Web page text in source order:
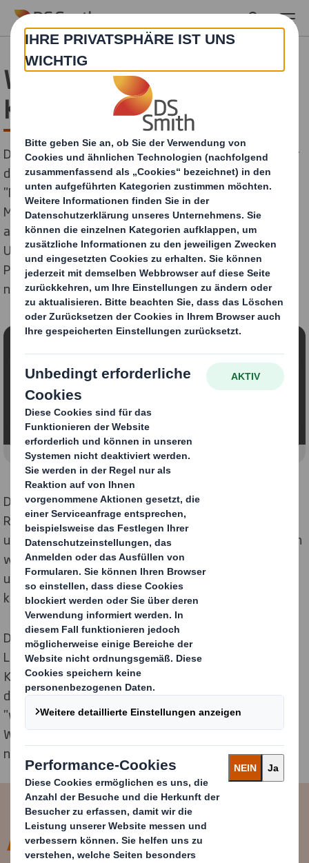
Skip to main content
Was ist die
Kreislaufwirtschaft?
Die Kreislaufwirtschaft ist eine alternative Lösung für
die derzeitige lineare Wirtschaft, die auf einer
"Nehmen, Herstellen, Verbrauchen und Entsorgen"-
Mentalität basiert. Es handelt sich um ein Modell, das
auf den Grundsätzen der Vermeidung von Abfall und
Umweltverschmutzung, der Weiterverwendung von
Produkten und Materialien und der Regeneration
natürlicher Systeme beruht.
Um dieses Video anzeigen zu können, müssen Sie die
Verwendung von funktionellen Cookies zulassen.
Meine Einstellungen ändern
Das bedeutet, dass wir die Produktivität dieser
Ressourcen verbessern, indem wir Produkte, Geräte
und Infrastrukturen länger in Gebrauch halten. Dadurch
wird unser Bedarf an Ressourcen drastisch gesenkt
und eine nachhaltigere Gesellschaft für jetzt und für
künftige Generationen geschaffen.
Das Modell der Kreislaufwirtschaft zielt darauf ab, die
Lücke zwischen der Produktion und den natürlichen
Kreisläufen der Ökosysteme zu schließen, von denen
die Menschen letztlich abhängen. Es geht nicht darum,
"weniger schlecht" zu sein, sondern darum, eine
Wirtschaft zu schaffen, die im Einklang mit unserer
natürlichen Welt funktioniert.